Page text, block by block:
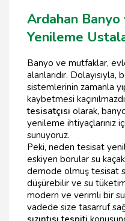
Ardahan
Yenileme
Banyo ve mutfaklar,
alanlarıdır.
sistemlerinin zamanla
kaybetmesi
tesisatçısı olarak,
yenileme ihtiyaçlarınız
sunuyoruz.
Peki, neden tesisat
eskiyen borular su
demode olmuş tesisat
düşürebilir ve su
modern ve verimli bir
vadede size tasarruf